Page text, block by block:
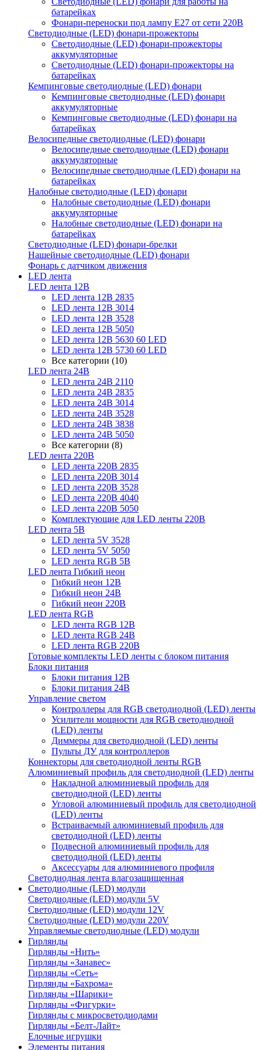
батарейках
Фонари-переноски под лампу E27 от сети 220В
Светодиодные (LED) фонари-прожекторы
Светодиодные (LED) фонари-прожекторы
аккумуляторные
Светодиодные (LED) фонари-прожекторы на
батарейках
Кемпинговые светодиодные (LED) фонари
Кемпинговые светодиодные (LED) фонари
аккумуляторные
Кемпинговые светодиодные (LED) фонари на
батарейках
Велосипедные светодиодные (LED) фонари
Велосипедные светодиодные (LED) фонари
аккумуляторные
Велосипедные светодиодные (LED) фонари на
батарейках
Налобные светодиодные (LED) фонари
Налобные светодиодные (LED) фонари
аккумуляторные
Налобные светодиодные (LED) фонари на
батарейках
Светодиодные (LED) фонари-брелки
Нашейные светодиодные (LED) фонари
Фонарь с датчиком движения
LED лента
LED лента 12В
LED лента 12В 2835
LED лента 12В 3014
LED лента 12В 3528
LED лента 12В 5050
LED лента 12В 5630 60 LED
LED лента 12В 5730 60 LED
Все категории (10)
LED лента 24В
LED лента 24В 2110
LED лента 24В 2835
LED лента 24В 3014
LED лента 24В 3528
LED лента 24В 3838
LED лента 24В 5050
Все категории (8)
LED лента 220В
LED лента 220В 2835
LED лента 220В 3014
LED лента 220В 3528
LED лента 220В 4040
LED лента 220В 5050
Комплектующие для LED ленты 220В
LED лента 5В
LED лента 5V 3528
LED лента 5V 5050
LED лента RGB 5В
LED лента Гибкий неон
Гибкий неон 12В
Гибкий неон 24В
Гибкий неон 220В
LED лента RGB
LED лента RGB 12В
LED лента RGB 24В
LED лента RGB 220В
Готовые комплекты LED ленты с блоком питания
Блоки питания
Блоки питания 12В
Блоки питания 24В
Управление светом
Контроллеры для RGB светодиодной (LED) ленты
Усилители мощности для RGB светодиодной
(LED) ленты
Диммеры для светодиодной (LED) ленты
Пульты ДУ для контроллеров
Коннекторы для светодиодной ленты RGB
Алюминиевый профиль для светодиодной (LED) ленты
Накладной алюминиевый профиль для
светодиодной (LED) ленты
Угловой алюминиевый профиль для светодиодной
(LED) ленты
Встраиваемый алюминиевый профиль для
светодиодной (LED) ленты
Подвесной алюминиевый профиль для
светодиодной (LED) ленты
Аксессуары для алюминиевого профиля
Светодиодная лента влагозащищенная
Светодиодные (LED) модули
Светодиодные (LED) модули 5V
Светодиодные (LED) модули 12V
Светодиодные (LED) модули 220V
Управляемые светодиодные (LED) модули
Гирлянды
Гирлянды «Нить»
Гирлянды «Занавес»
Гирлянды «Сеть»
Гирлянды «Бахрома»
Гирлянды «Шарики»
Гирлянды «Фигурки»
Гирлянды с микросветодиодами
Гирлянды «Белт-Лайт»
Елочные игрушки
Элементы питания